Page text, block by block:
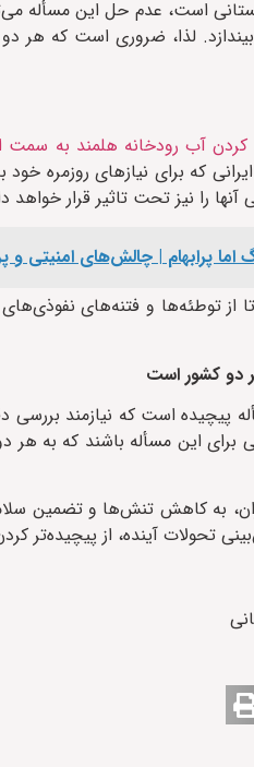
است، عدم حل این مسأله
لذا، ضروری است که هر دو
کردن آب رودخانه هلمند به سمت
که برای نیازهای روزمره
را نیز تحت تاثیر قرار خواهد
اما پرابهام | چالش‌های امنیتی
از توطئه‌ها و فتنه‌های
دو کشور است
پیچیده است که نیازمند
برای این مسأله باشند که به
به کاهش تنش‌ها و تضمین
تحولات آینده، از پیچیده‌تر